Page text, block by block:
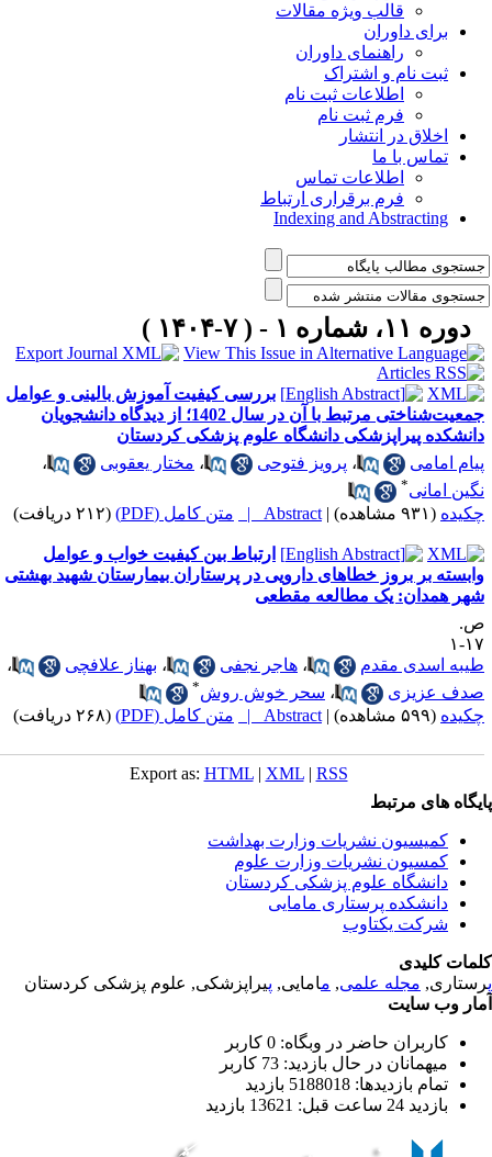
قالب ویژه مقالات
برای داوران
راهنمای داوران
ثبت نام و اشتراک
اطلاعات ثبت نام
فرم ثبت نام
اخلاق در انتشار
تماس با ما
اطلاعات تماس
فرم برقراری ارتباط
Indexing and Abstracting
دوره ۱۱، شماره ۱ - ( ۷-۱۴۰۴ )
بررسی کیفیت آموزش بالینی و عوامل
جمعیت‌شناختی مرتبط با آن در سال 1402؛ از دیدگاه دانشجویان
پیراپزشکی دانشگاه علوم پزشکی کردستان
امامی
،پرویز فتوحی ،مختار یعقوبی
،
امانی
(۹۳۱ مشاهده) |
Abstract | متن کامل (PDF) (۲۱۲ دریافت)
ارتباط بین کیفیت خواب و عوامل
بر بروز خطاهای دارویی در پرستاران بیمارستان شهید بهشتی
همدان: یک مطالعه مقطعی
۱
اسدی مقدم
،هاجر نجفی ،بهناز علافچی
،
عزیزی
،سحر خوش روش*
(۵۹۹ مشاهده) |
Abstract | متن کامل (PDF) (۲۶۸ دریافت)
Export as:HTML |XML|RSS
های مرتبط
کمیسیون نشریات وزارت بهداشت
کمسیون نشریات وزارت علوم
دانشگاه علوم پزشکی کردستان
دانشکده پرستاری مامایی
شرکت یکتاوب
کلیدی
مجله علمی, م امایی, پیراپزشکی, علوم پزشکی کردستان
وب سایت
کاربران حاضر در وبگاه: 0 کاربر
میهمانان در حال بازدید: 73 کاربر
تمام بازدید‌ها: 5188018 بازدید
بازدید 24 ساعت قبل: 13621 بازدید